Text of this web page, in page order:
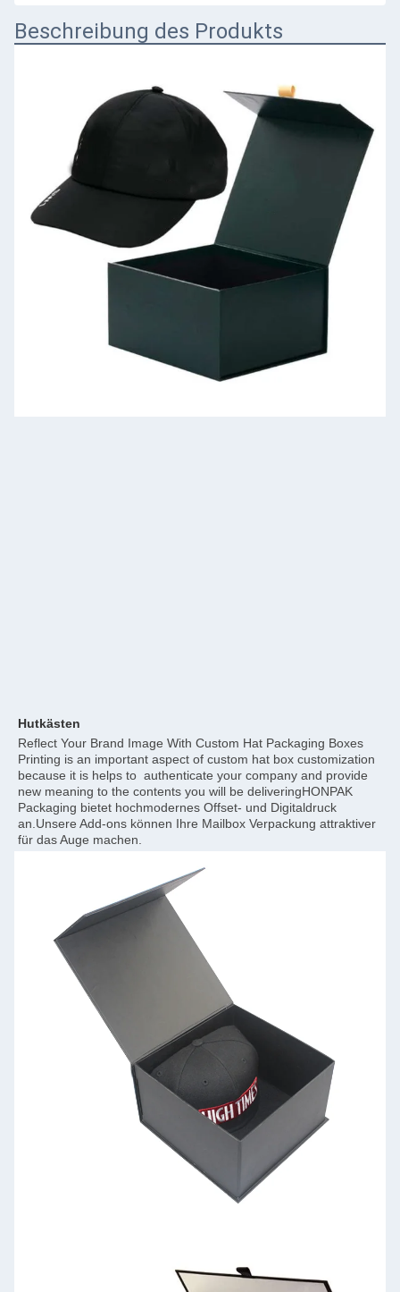
Beschreibung des Produkts
Hutkästen
Reflect Your Brand Image With Custom Hat Packaging Boxes
Printing is an important aspect of custom hat box customization
because it is helps to  authenticate your company and provide
new meaning to the contents you will be deliveringHONPAK
Packaging bietet hochmodernes Offset- und Digitaldruck
an.Unsere Add-ons können Ihre Mailbox Verpackung attraktiver
für das Auge machen.